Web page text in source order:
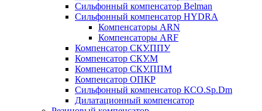
Сильфонный компенсатор Belman
Сильфонный компенсатор HYDRA
Компенсаторы ARN
Компенсаторы ARF
Компенсатор СКУ.ППУ
Компенсатор СКУ.М
Компенсатор СКУ.ППМ
Компенсатор ОПКР
Сильфонный компенсатор КСО.Sp.Dm
Дилатационный компенсатор